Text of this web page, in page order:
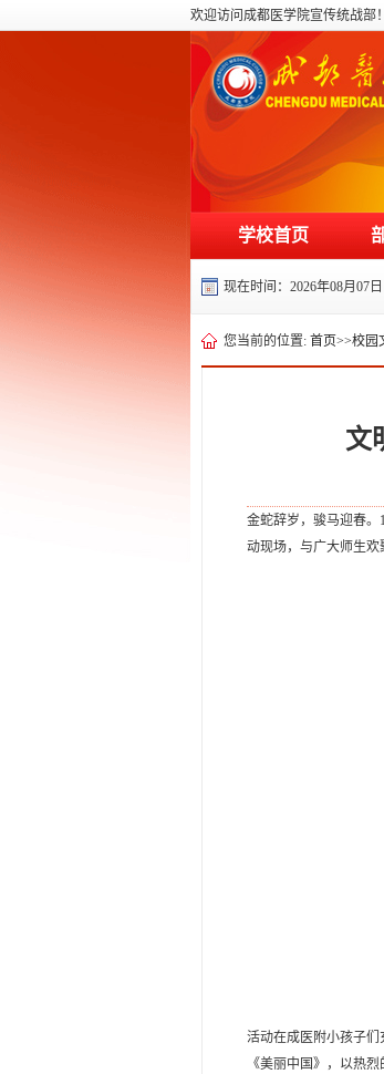
欢迎访问成都医学院宣传统战部！
学校首页
现在时间： 2026年08月07
您当前的位置: 首页>>校园
文
金蛇辞岁，骏马迎春。
动现场，与广大师生欢
活动在成医附小孩子
《美丽中国》，以热